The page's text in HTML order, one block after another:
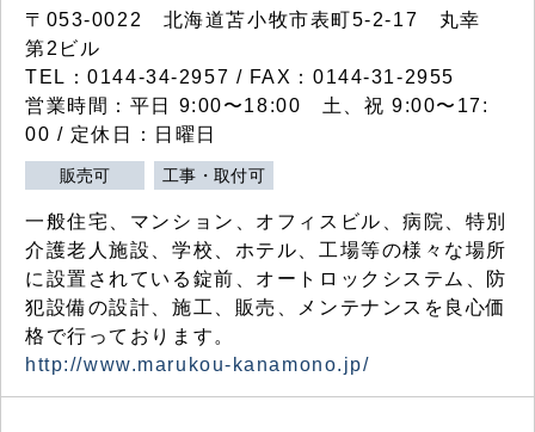
〒053-0022 北海道苫小牧市表町5-2-17 丸幸
第2ビル
TEL：0144-34-2957 / FAX：0144-31-2955
営業時間：平日 9:00〜18:00 土、祝 9:00〜17:
00 / 定休日：日曜日
販売可 工事・取付可
一般住宅、マンション、オフィスビル、病院、特別
介護老人施設、学校、ホテル、工場等の様々な場所
に設置されている錠前、オートロックシステム、防
犯設備の設計、施工、販売、メンテナンスを良心価
格で行っております。
http://www.marukou-kanamono.jp/